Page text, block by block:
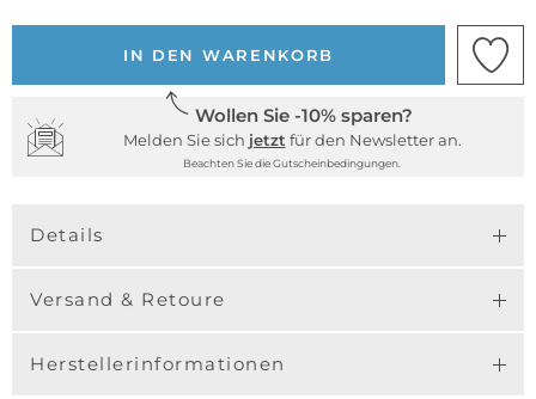
IN DEN WARENKORB
Wollen Sie -10% sparen?
Melden Sie sich jetzt für den Newsletter an.
Beachten Sie die Gutscheinbedingungen.
Details
Versand & Retoure
Herstellerinformationen